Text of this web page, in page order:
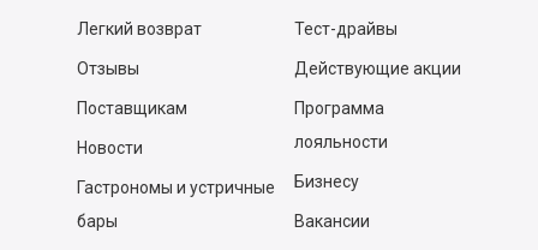
Легкий возврат
Отзывы
Поставщикам
Новости
Гастрономы и устричные
бары
Тест-драйвы
Действующие акции
Программа
лояльности
Бизнесу
Вакансии